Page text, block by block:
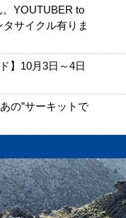
YOUTUBER to
サイクル有りま
】10月3日～4日
の”サーキットで